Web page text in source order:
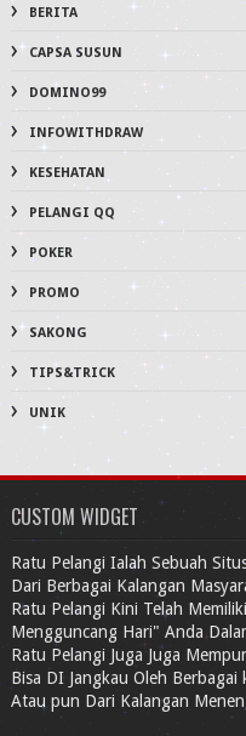
BERITA
CAPSA SUSUN
DOMINO99
INFOWITHDRAW
KESEHATAN
PELANGI QQ
POKER
PROMO
SAKONG
TIPS&TRICK
UNIK
CUSTOM WIDGET
Ratu Pelangi Ialah Sebuah
Dari Berbagai Kalangan
Ratu Pelangi Kini Telah
Mengguncang Hari" Anda
Ratu Pelangi Juga Juga
Bisa DI Jangkau Oleh
Atau pun Dari Kalangan